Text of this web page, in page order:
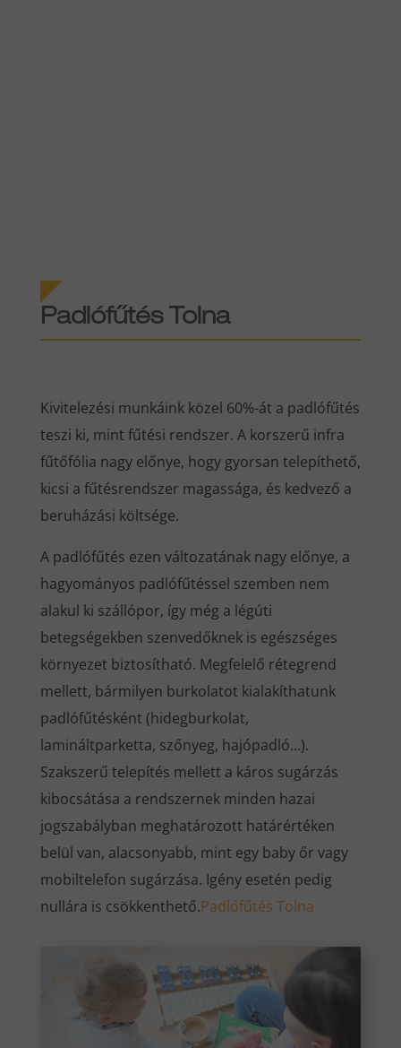
Padlófűtés Tolna
Kivitelezési munkáink közel 60%-át a padlófűtés
teszi ki, mint fűtési rendszer. A korszerű infra
fűtőfólia nagy előnye, hogy gyorsan telepíthető,
kicsi a fűtésrendszer magassága, és kedvező a
beruházási költsége.
A padlófűtés ezen változatának nagy előnye, a
hagyományos padlófűtéssel szemben nem
alakul ki szállópor, így még a légúti
betegségekben szenvedőknek is egészséges
környezet biztosítható. Megfelelő rétegrend
mellett, bármilyen burkolatot kialakíthatunk
padlófűtésként (hidegburkolat,
lamináltparketta, szőnyeg, hajópadló…).
Szakszerű telepítés mellett a káros sugárzás
kibocsátása a rendszernek minden hazai
jogszabályban meghatározott határértéken
belül van, alacsonyabb, mint egy baby őr vagy
mobiltelefon sugárzása. Igény esetén pedig
nullára is csökkenthető.Padlófűtés Tolna